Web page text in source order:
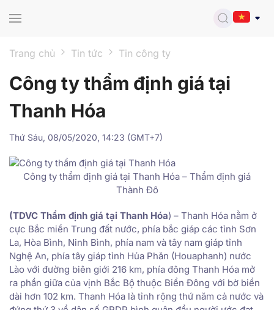
Trang chủ Tin tức Tin công ty
Công ty thẩm định giá tại
Thanh Hóa
Thứ Sáu, 08/05/2020, 14:23 (GMT+7)
Công ty thẩm định giá tại Thanh Hóa – Thẩm định giá
Thành Đô
(TDVC Thẩm định giá tại Thanh Hóa) – Thanh Hóa nằm ở
cực Bắc miền Trung đất nước, phía bắc giáp các tỉnh Sơn
La, Hòa Bình, Ninh Bình, phía nam và tây nam giáp tỉnh
Nghệ An, phía tây giáp tỉnh Hủa Phăn (Houaphanh) nước
Lào với đường biên giới 216 km, phía đông Thanh Hóa mở
ra phần giữa của vịnh Bắc Bộ thuộc Biển Đông với bờ biển
dài hơn 102 km. Thanh Hóa là tỉnh rộng thứ năm cả nước và